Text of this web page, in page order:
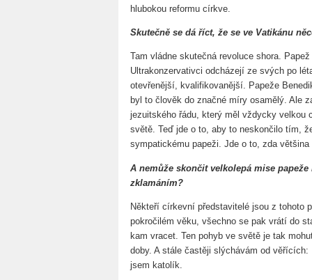
hlubokou reformu církve.
Skutečně se dá říct, že se ve Vatikánu
Tam vládne skutečná revoluce shora.
Ultrakonzervativci odcházejí ze svých po
otevřenější, kvalifikovanější. Papeže
byl to člověk do značné míry osamělý. Ale
jezuitského řádu, který měl vždycky velkou
světě. Teď jde o to, aby to neskončilo tím,
sympatickému papeži. Jde o to, zda
A nemůže skončit velkolepá mise
zklamáním?
Někteří církevní představitelé jsou z tohoto
pokročilém věku, všechno se pak vrátí do
kam vracet. Ten pohyb ve světě je tak
doby. A stále častěji slýchávám od
jsem katolík.